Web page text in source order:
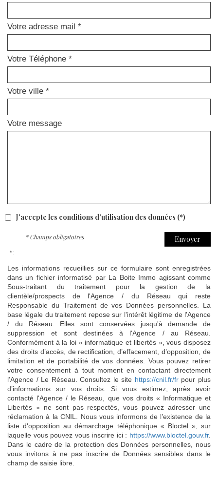
Votre adresse mail *
Votre Téléphone *
Votre ville *
Votre message
J'accepte les conditions d'utilisation des données (*)
Envoyer
* Champs obligatoires
* :
Les informations recueillies sur ce formulaire sont enregistrées
dans un fichier informatisé par La Boite Immo agissant comme
Sous-traitant du traitement pour la gestion de la
clientèle/prospects de l'Agence / du Réseau qui reste
Responsable du Traitement de vos Données personnelles. La
base légale du traitement repose sur l'intérêt légitime de l'Agence
/ du Réseau. Elles sont conservées jusqu'à demande de
suppression et sont destinées à l'Agence / au Réseau.
Conformément à la loi « informatique et libertés », vous disposez
des droits d’accès, de rectification, d’effacement, d’opposition, de
limitation et de portabilité de vos données. Vous pouvez retirer
votre consentement à tout moment en contactant directement
l’Agence / Le Réseau. Consultez le site https://cnil.fr/frpour plus
d’informations sur vos droits. Si vous estimez, après avoir
contacté l'Agence / le Réseau, que vos droits « Informatique et
Libertés » ne sont pas respectés, vous pouvez adresser une
réclamation à la CNIL. Nous vous informons de l’existence de la
liste d'opposition au démarchage téléphonique « Bloctel », sur
laquelle vous pouvez vous inscrire ici : https://www.bloctel.gouv.fr.
Dans le cadre de la protection des Données personnelles, nous
vous invitons à ne pas inscrire de Données sensibles dans le
champ de saisie libre.